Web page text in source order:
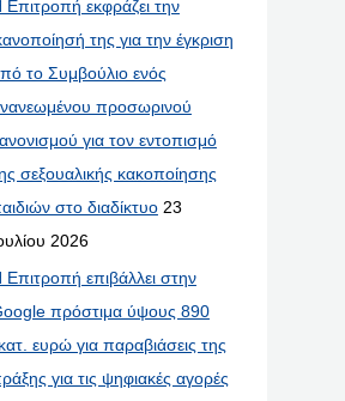
Επιτροπή εκφράζει την
της για την έγκριση
το Συμβούλιο ενός
προσωρινού
για τον εντοπισμό
σεξουαλικής κακοποίησης
στο διαδίκτυο 23
2026
Επιτροπή επιβάλλει στην
πρόστιμα ύψους 890
ευρώ για παραβιάσεις της
για τις ψηφιακές αγορές